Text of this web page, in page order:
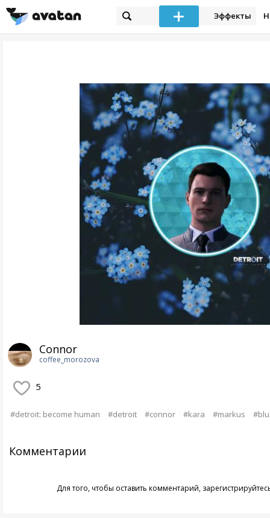
Эффекты
Connor
coffee_morozova
5
#detroit: become human #detroit #connor #kara #markus
Комментарии
Для того, чтобы оставить комментарий,